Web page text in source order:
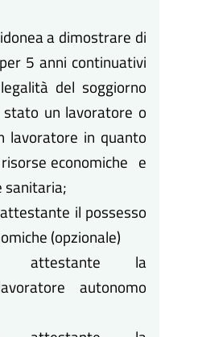
a dimostrare di
5 anni continuativi
del soggiorno
un lavoratore o
lavoratore in quanto
economiche e
sanitaria;
il possesso
(opzionale)
attestante la
autonomo